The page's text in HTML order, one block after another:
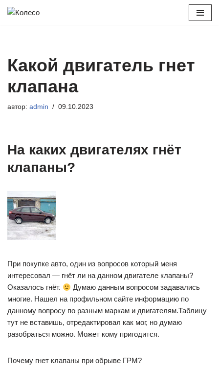
Какой двигатель гнет
клапана
автор: admin 09.10.2023
На каких двигателях гнёт
клапаны?
При покупке авто, один из вопросов который меня
интересовал — гнёт ли на данном двигателе клапаны?
Оказалось гнёт.
Думаю данным вопросом задавались
многие. Нашел на профильном сайте информацию по
данному вопросу по разным маркам и двигателям.Таблицу
тут не вставишь, отредактировал как мог, но думаю
разобраться можно. Может кому пригодится.
Почему гнет клапаны при обрыве ГРМ?